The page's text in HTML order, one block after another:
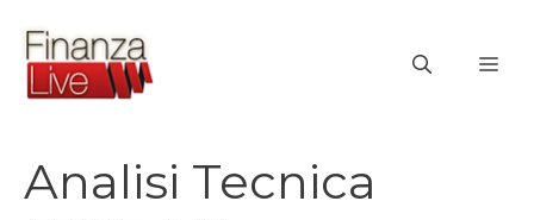
contenuto
Analisi Tecnica